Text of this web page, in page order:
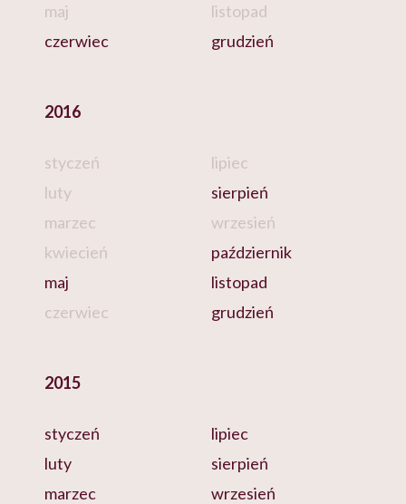
maj
czerwiec
listopad
grudzień
2016
styczeń
luty
marzec
kwiecień
maj
czerwiec
lipiec
sierpień
wrzesień
październik
listopad
grudzień
2015
styczeń
luty
marzec
lipiec
sierpień
wrzesień